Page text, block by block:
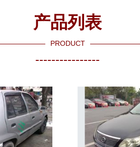
产品列表
PRODUCT
----------------